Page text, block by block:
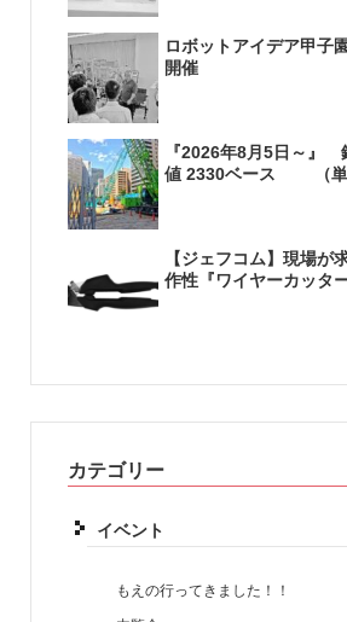
ロボットアイデア甲子
開催
『2026年8月5日～』
値 2330ベース （単
【ジェフコム】現場が
作性『ワイヤーカッター
カテゴリー
イベント
もえの行ってきました！！